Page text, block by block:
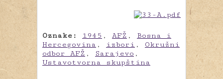
Oznake: 1945 , AFŽ , Bosna i
Hercegovina , izbori , Okružni
odbor AFŽ , Sarajevo ,
Ustavotvorna skupština